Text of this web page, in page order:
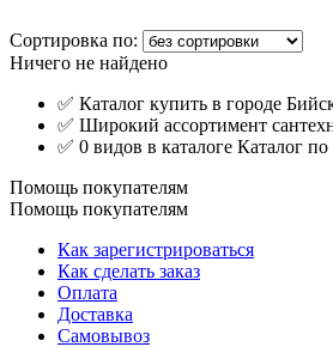
Сортировка по:
Ничего не найдено
✅ Каталог купить в городе
✅ Широкий ассортимент
✅ 0 видов в каталоге Каталог
Помощь покупателям
Помощь покупателям
Как зарегистрироваться
Как сделать заказ
Оплата
Доставка
Самовывоз